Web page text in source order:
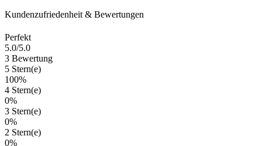
Kundenzufriedenheit & Bewertungen
Perfekt
5.0/5.0
3 Bewertung
5 Stern(e)
100%
4 Stern(e)
0%
3 Stern(e)
0%
2 Stern(e)
0%